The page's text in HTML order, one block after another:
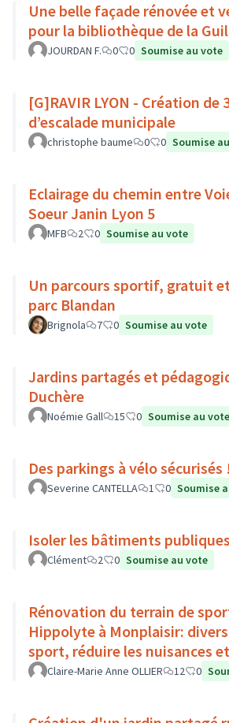
Une belle façade rénovée et
pour la bibliothèque de la
JOURDAN F. 0 0 Soumise au vote
[G]RAVIR LYON - Création de
d’escalade municipale
christophe baume 0 0 Soumise
Eclairage du chemin entre
Soeur Janin Lyon 5
MFB 2 0 Soumise au vote
Un parcours sportif, gratuit
parc Blandan
Brignola 7 0 Soumise au vote
Jardins partagés et
Duchère
Noémie Gall 15 0 Soumise au vote
Des parkings à vélo sécurisés
Severine CANTELLA 1 0 Soumise
Isoler les bâtiments publiques
Clément 2 0 Soumise au vote
Rénovation du terrain de
Hippolyte à Monplaisir:
sport, réduire les nuisances
l’îlot de chaleur
Claire-Marie Anne OLLIER 12 0